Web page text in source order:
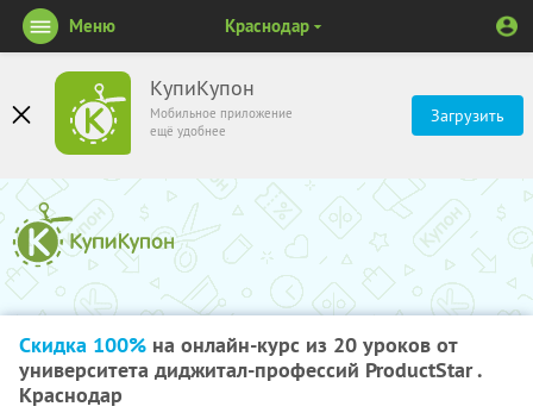
КупиКупон
Мобильное приложение
ещё удобнее
Загрузить
Меню Краснодар
Скидка 100% на онлайн-курс из 20 уроков от
университета диджитал-профессий ProductStar .
Краснодар